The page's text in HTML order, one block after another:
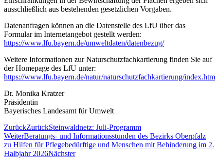
ausschließlich aus bestehenden gesetzlichen Vorgaben.
Datenanfragen können an die Datenstelle des LfU über das
Formular im Internetangebot gestellt werden:
https://www.lfu.bayern.de/umweltdaten/datenbezug/
Weitere Informationen zur Naturschutzfachkartierung finden Sie auf
der Homepage des LfU unter:
https://www.lfu.bayern.de/natur/naturschutzfachkartierung/index.htm
Dr. Monika Kratzer
Präsidentin
Bayerisches Landesamt für Umwelt
ZurückZurückSteinwaldnetz: Juli-Programm
WeiterBeratungs- und Informationsstunden des Bezirks Oberpfalz
zu Hilfen für Pflegebedürftige und Menschen mit Behinderung im 2.
Halbjahr 2026Nächster